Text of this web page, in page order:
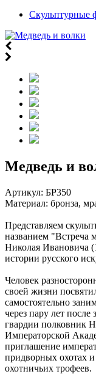
Скульптурные
Медведь и
Артикул: БР350
Материал: бронза,
Представляем
названием "Встреча
Николая Ивановича
истории русского
Человек
своей жизни
самостоятельно
через пару лет
гвардии полковник
Императорской
приглашение
придворных охотах
охотничьих трофеев.